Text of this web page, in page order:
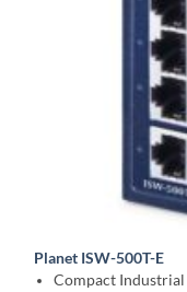
Planet ISW-500T-E
Compact Industrial